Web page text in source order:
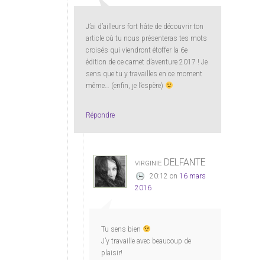
J’ai d’ailleurs fort hâte de découvrir ton
article où tu nous présenteras tes mots
croisés qui viendront étoffer la 6e
édition de ce carnet d’aventure 2017 ! Je
sens que tu y travailles en ce moment
même… (enfin, je l’espère)
Répondre
virginie DELFANTE
20:12 on 16 mars
2016
Tu sens bien
J’y travaille avec beaucoup de
plaisir!